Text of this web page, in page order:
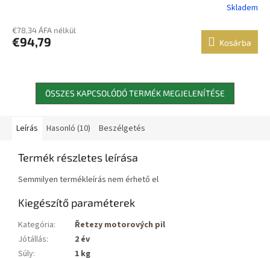
Skladem
€78,34 ÁFA nélkül
€94,79 Kosárba
ÖSSZES KAPCSOLÓDÓ TERMÉK MEGJELENÍTÉSE
Leírás Hasonló (10) Beszélgetés
Termék részletes leírása
Semmilyen termékleírás nem érhető el
Kiegészítő paraméterek
Kategória:
Řetezy motorových pil
Jótállás:
2 év
Súly:
1 kg